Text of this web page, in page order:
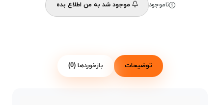
ناموجود موجود شد به من اطلاع بده
توضیحات بازخوردها (0)